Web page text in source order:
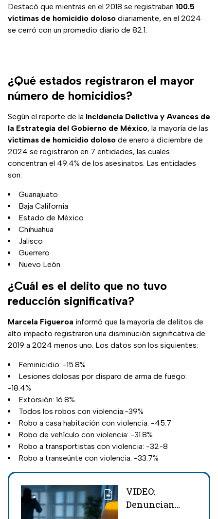
Destacó que mientras en el 2018 se registraban 100.5
víctimas de homicidio doloso diariamente, en el 2024
se cerró con un promedio diario de 82.1.
¿Qué estados registraron el mayor
número de homicidios?
Según el reporte de la Incidencia Delictiva y Avances de
la Estrategia del Gobierno de México, la mayoría de las
víctimas de homicidio doloso de enero a diciembre de
2024 se registraron en 7 entidades, las cuales
concentran el 49.4% de los asesinatos. Las entidades
son:
Guanajuato
Baja California
Estado de México
Chihuahua
Jalisco
Guerrero
Nuevo León
¿Cuál es el delito que no tuvo
reducción significativa?
Marcela Figueroa informó que la mayoría de delitos de
alto impacto registraron una disminución significativa de
2019 a 2024 menos uno. Los datos son los siguientes:
Feminicidio: -15.8%
Lesiones dolosas por disparo de arma de fuego:
-18.4%
Extorsión: 16.8%
Todos los robos con violencia:-39%
Robo a casa habitación con violencia: -45.7
Robo de vehículo con violencia: -31.8%
Robo a transportistas con violencia: -32-8
Robo a transeúnte con violencia: -33.7%
VIDEO:
Denuncian